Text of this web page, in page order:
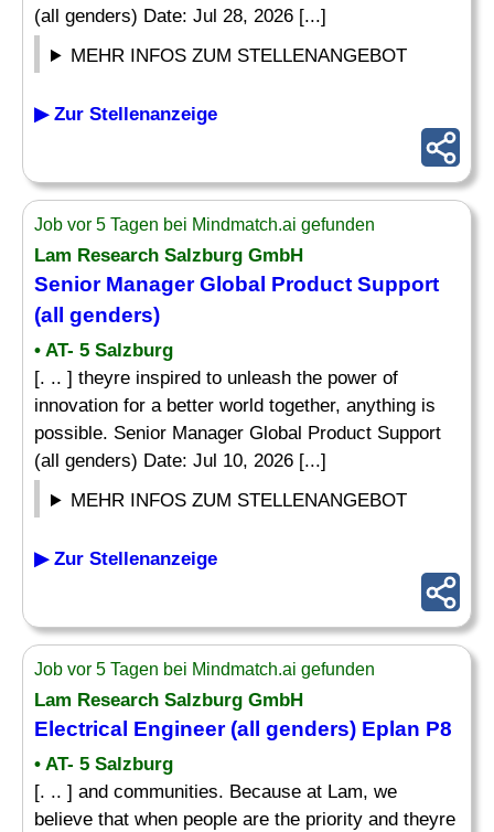
(all genders) Date: Jul 28, 2026 [...]
MEHR INFOS ZUM STELLENANGEBOT
▶ Zur Stellenanzeige
Job vor 5 Tagen bei Mindmatch.ai gefunden
Lam Research Salzburg GmbH
Senior Manager Global Product Support
(all genders)
• AT- 5 Salzburg
[. .. ] theyre inspired to unleash the power of
innovation for a better world together, anything is
possible. Senior Manager Global Product Support
(all genders) Date: Jul 10, 2026 [...]
MEHR INFOS ZUM STELLENANGEBOT
▶ Zur Stellenanzeige
Job vor 5 Tagen bei Mindmatch.ai gefunden
Lam Research Salzburg GmbH
Electrical Engineer (all genders) Eplan P8
• AT- 5 Salzburg
[. .. ] and communities. Because at Lam, we
believe that when people are the priority and theyre